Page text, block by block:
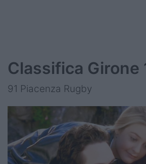
Classifica Girone
91 Piacenza Rugby